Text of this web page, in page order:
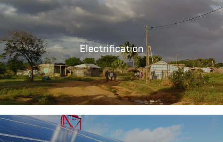
Electrification